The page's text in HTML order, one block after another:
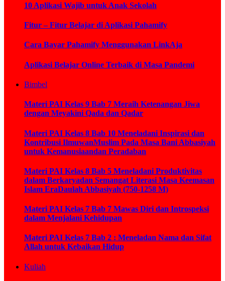
10 Aplikasi Wajib untuk Anak Sekolah
Fitur – Fitur Belajar di Aplikasi Pahamify
Cara Bayar Pahamify Menggunakan LinkAja
Aplikasi Belajar Online Terbaik di Masa Pandemi
Bimbel
Materi PAI Kelas 9 Bab 7 Meraih Ketenangan Jiwa
dengan Meyakini Qada dan Qadar
Materi PAI Kelas 8 Bab 10 Meneladani Inspirasi dan
Kontribusi IlmuwanMuslim Pada Masa Bani Abbasiyah
untuk Kemanusiaandan Peradaban
Materi PAI Kelas 8 Bab 5 Meneladani Produktivitas
dalam Berkaryadan Semangat Literasi Masa Keemasan
Islam EraDaulah Abbasiyah (750-1258 M)
Materi PAI Kelas 7 Bab 7 Mawas Diri dan Introspeksi
dalam Menjalani Kehidupan
Materi PAI Kelas 7 Bab 2 : Meneladan Nama dan Sifat
Allah untuk Kebaikan Hidup
Kuliah